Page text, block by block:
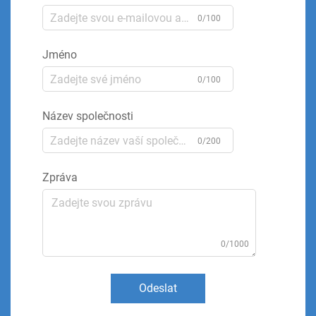
0/100
Jméno
0/100
Název společnosti
0/200
Zpráva
0/1000
Odeslat